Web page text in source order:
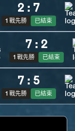
2 : 7
1 戰先勝 已結束
7 : 2
1 戰先勝 已結束
7 : 5
1 戰先勝 已結束